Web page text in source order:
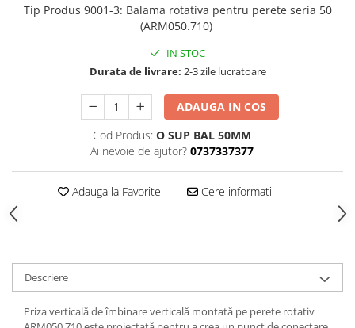
Tip Produs 9001-3: Balama rotativa pentru perete seria 50
(ARM050.710)
IN STOC
Durata de livrare: 2-3 zile lucratoare
ADAUGA IN COS
Cod Produs: O SUP BAL 50MM
Ai nevoie de ajutor? 0737337377
Adauga la Favorite Cere informatii
Descriere
Priza verticală de îmbinare verticală montată pe perete rotativ